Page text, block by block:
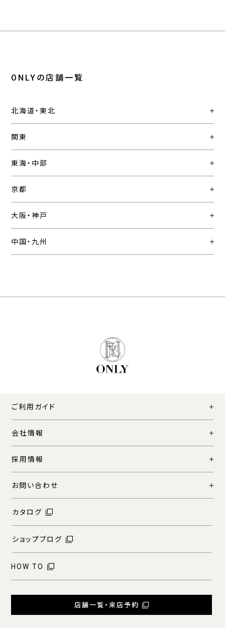
ONLYの店舗一覧
北海道・東北
関東
東海・中部
京都
大阪・神戸
中国・九州
ご利用ガイド
会社情報
採用情報
お問い合わせ
カタログ
ショップブログ
HOW TO
店舗一覧・来店予約